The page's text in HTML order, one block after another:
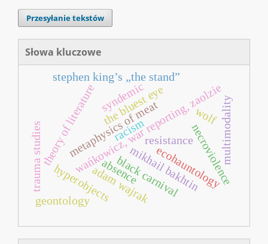
Przesyłanie tekstów
Słowa kluczowe
wańkowicz, war reporting, zaolzie
hyperobjects ecohauntology
metaphysics of meat necroviolence
mikhail bakhtin
black carnival
theory of literature
stephen king’s „the stand”
absence
trauma studies
the bluest eye
adam wajrak
resistance
wolf
racism
syndemic
geontology
multimodality